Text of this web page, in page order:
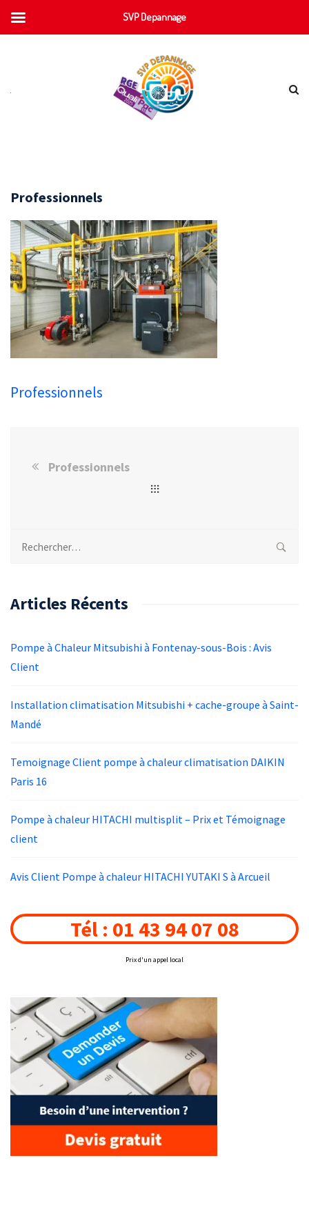
Professionnels
Professionnels
Professionnels
Rechercher :
Articles Récents
Pompe à Chaleur Mitsubishi à Fontenay-sous-Bois : Avis
Client
Installation climatisation Mitsubishi + cache-groupe à Saint-
Mandé
Temoignage Client pompe à chaleur climatisation DAIKIN
Paris 16
Pompe à chaleur HITACHI multisplit – Prix et Témoignage
client
Avis Client Pompe à chaleur HITACHI YUTAKI S à Arcueil
Tél : 01 43 94 07 08
Prix d'un appel local
SVP Depannage